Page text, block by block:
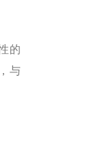
的
与